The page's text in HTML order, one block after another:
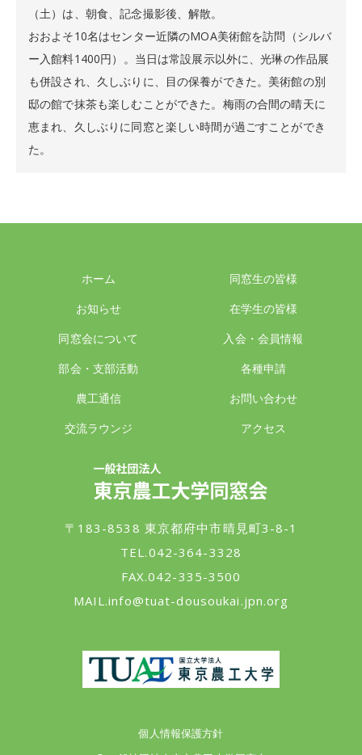
（土）は、朝食、記念撮影後、解散。
おおよそ10名はセンター近隣のMOA美術館を訪問（シルバ
ー入館料1400円）。当日は常設展示以外に、光琳の作品展
も併設され、久しぶりに、目の保養ができた。美術館の別
邸の館で抹茶も楽しむことができた。梅雨の合間の晴天に
恵まれ、久しぶりに同窓と楽しい時間が過ごすことができ
た。
ホーム
お知らせ
同窓会について
部会・支部活動
農工通信
交流ラウンジ
同窓生の皆様
在学生の皆様
入会・会員情報
各種申請
お問い合わせ
アクセス
〒183-8538 東京都府中市晴見町3-8-1
TEL.042-364-3328
FAX.042-335-3500
MAIL.info@tuat-dousoukai.jpn.org
個人情報保護方針